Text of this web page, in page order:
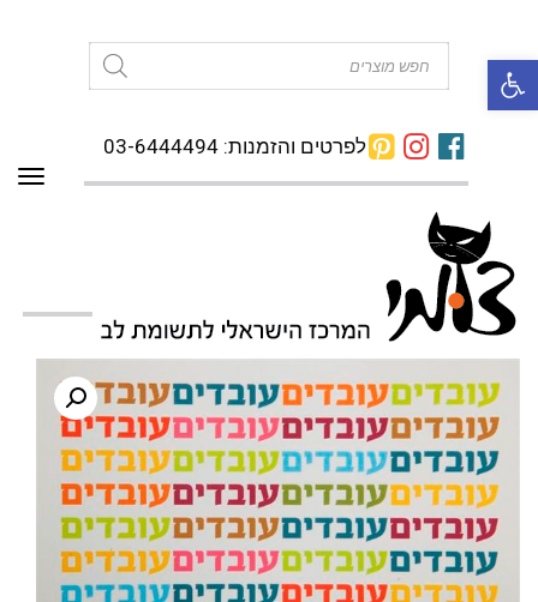
פתח סרגל נגישות
לפרטים והזמנות: 03-6444494